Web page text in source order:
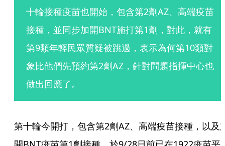
十輪接種疫苗也開始，包含第2劑AZ、高端疫苗
接種，並同步加開BNT施打第1劑，對此，就有
第9類年輕民眾質疑被跳過，表示為何第10類對
象比他們先預約第2劑AZ，針對問題指揮中心也
做出回應了。
第十輪今開打，包含第2劑AZ、高端疫苗接種，以及